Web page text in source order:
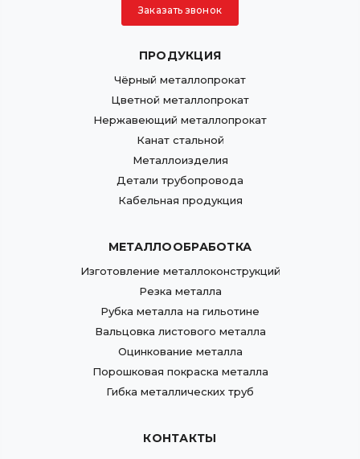
Заказать звонок
ПРОДУКЦИЯ
Чёрный металлопрокат
Цветной металлопрокат
Нержавеющий металлопрокат
Канат стальной
Металлоизделия
Детали трубопровода
Кабельная продукция
МЕТАЛЛООБРАБОТКА
Изготовление металлоконструкций
Резка металла
Рубка металла на гильотине
Вальцовка листового металла
Оцинкование металла
Порошковая покраска металла
Гибка металлических труб
КОНТАКТЫ